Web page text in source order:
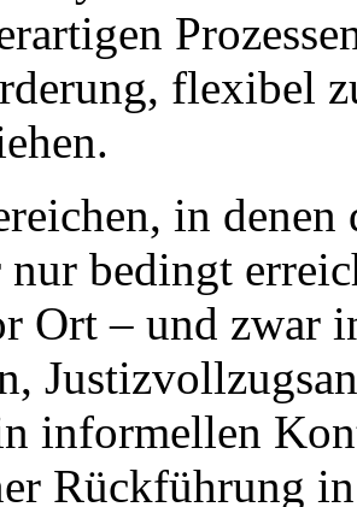
flexibel
in
nur bedingt
Ort – und zwar
informellen
Rückführung